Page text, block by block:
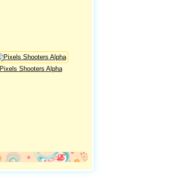
Pixels Shooters Alpha